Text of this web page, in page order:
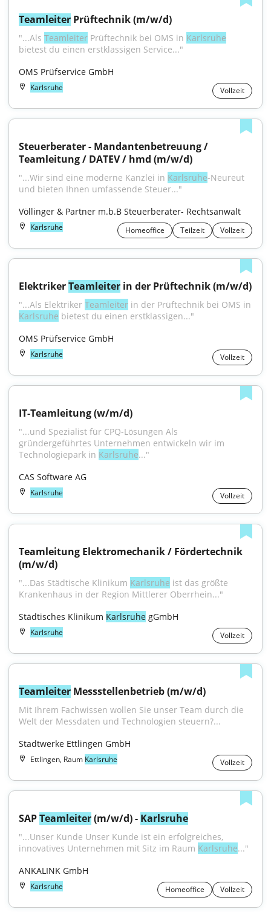
Teamleiter Prüftechnik (m/w/d)
"...Als Teamleiter Prüftechnik bei OMS in Karlsruhe
bietest du einen erstklassigen Service..."
OMS Prüfservice GmbH
Karlsruhe Vollzeit
Steuerberater - Mandantenbetreuung /
Teamleitung / DATEV / hmd (m/w/d)
"...Wir sind eine moderne Kanzlei in Karlsruhe-Neureut
und bieten Ihnen umfassende Steuer..."
Völlinger & Partner m.b.B Steuerberater- Rechtsanwalt
Karlsruhe Homeoffice Teilzeit Vollzeit
Elektriker Teamleiter in der Prüftechnik (m/w/d)
"...Als Elektriker Teamleiter
Karlsruhe bietest du einen erstklassigen..."
OMS Prüfservice GmbH
Karlsruhe Vollzeit
IT-Teamleitung (w/m/d)
"...und Spezialist für CPQ-Lösungen Als
gründergeführtes Unternehmen entwickeln wir im
Technologiepark in Karlsruhe..."
CAS Software AG
Karlsruhe Vollzeit
Teamleitung Elektromechanik / Fördertechnik
(m/w/d)
"...Das Städtische Klinikum Karlsruhe ist das größte
Krankenhaus in der Region Mittlerer Oberrhein..."
Städtisches Klinikum Karlsruhe gGmbH
Karlsruhe Vollzeit
Teamleiter Messstellenbetrieb (m/w/d)
Mit Ihrem Fachwissen wollen Sie unser Team durch die
Welt der Messdaten und Technologien steuern?...
Stadtwerke Ettlingen GmbH
Ettlingen, Raum Karlsruhe Vollzeit
SAP Teamleiter (m/w/d) - Karlsruhe
"...Unser Kunde Unser Kunde ist ein erfolgreiches,
innovatives Unternehmen mit Sitz im Raum Karlsruhe..."
ANKALINK GmbH
Karlsruhe Homeoffice Vollzeit